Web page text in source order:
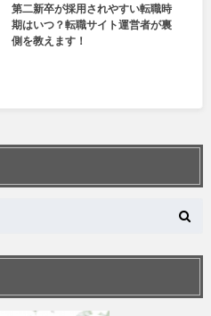
第二新卒が採用されやすい転職時
期はいつ？転職サイト運営者が裏
側を教えます！